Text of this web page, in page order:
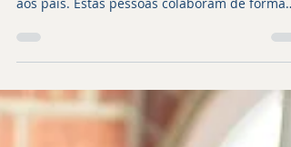
está disposto a ajudar, sempre que
aos pais. Estas pessoas colaboram de forma